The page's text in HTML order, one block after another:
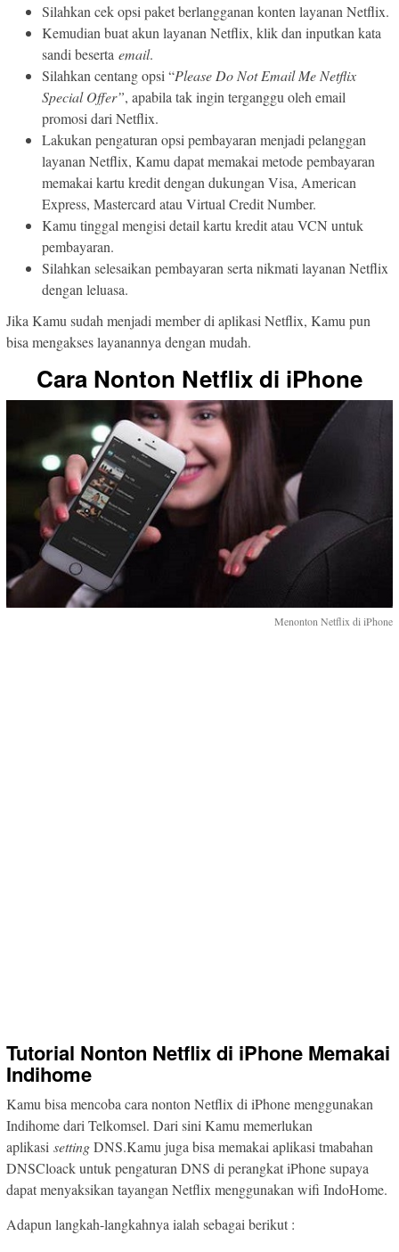
Silahkan cek opsi paket berlangganan konten layanan Netflix.
Kemudian buat akun layanan Netflix, klik dan inputkan kata
sandi beserta email.
Silahkan centang opsi “Please Do Not Email Me Netflix
Special Offer”, apabila tak ingin terganggu oleh email
promosi dari Netflix.
Lakukan pengaturan opsi pembayaran menjadi pelanggan
layanan Netflix, Kamu dapat memakai metode pembayaran
memakai kartu kredit dengan dukungan Visa, American
Express, Mastercard atau Virtual Credit Number.
Kamu tinggal mengisi detail kartu kredit atau VCN untuk
pembayaran.
Silahkan selesaikan pembayaran serta nikmati layanan Netflix
dengan leluasa.
Jika Kamu sudah menjadi member di aplikasi Netflix, Kamu pun
bisa mengakses layanannya dengan mudah.
Cara Nonton Netflix di iPhone
Menonton Netflix di iPhone
Tutorial Nonton Netflix di iPhone Memakai
Indihome
Kamu bisa mencoba cara nonton Netflix di iPhone menggunakan
Indihome dari Telkomsel. Dari sini Kamu memerlukan
aplikasi settingDNS.Kamu juga bisa memakai aplikasi tmabahan
DNSCloack untuk pengaturan DNS di perangkat iPhone supaya
dapat menyaksikan tayangan Netflix menggunakan wifi IndoHome.
Adapun langkah-langkahnya ialah sebagai berikut :